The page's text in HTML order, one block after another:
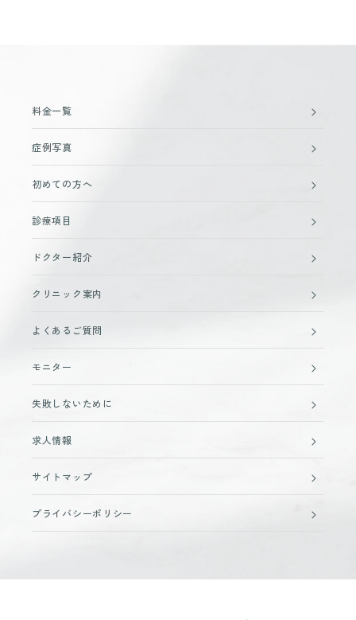
料金一覧
症例写真
初めての方へ
診療項目
ドクター紹介
クリニック案内
よくあるご質問
モニター
失敗しないために
求人情報
サイトマップ
プライバシーポリシー